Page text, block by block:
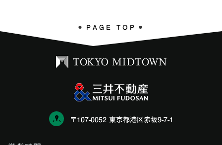
PAGE TOP
〒107-0052 東京都港区赤坂9-7-1